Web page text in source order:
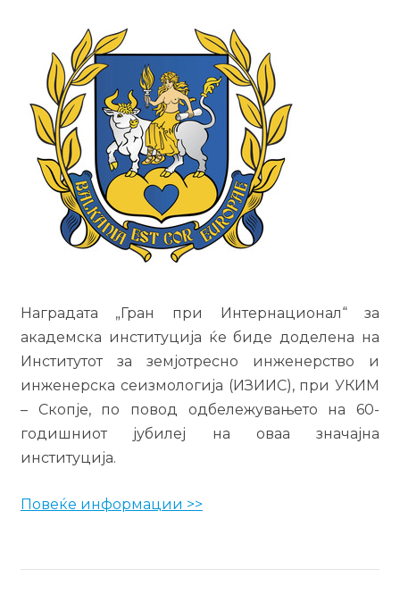
Наградата „Гран при Интернационал“ за
академска институција ќе биде доделена на
Институтот за земјотресно инженерство и
инженерска сеизмологија (ИЗИИС), при УКИМ
– Скопје, по повод одбележувањето на 60-
годишниот јубилеј на оваа значајна
институција.
Повеќе информации >>